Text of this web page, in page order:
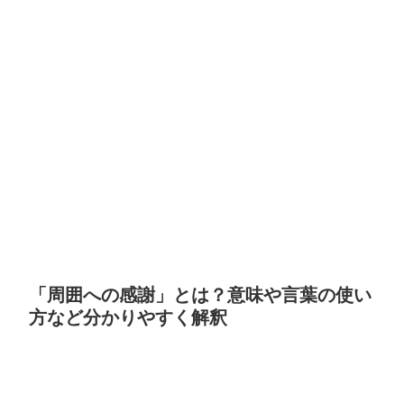
「周囲への感謝」とは？意味や言葉の使い
方など分かりやすく解釈